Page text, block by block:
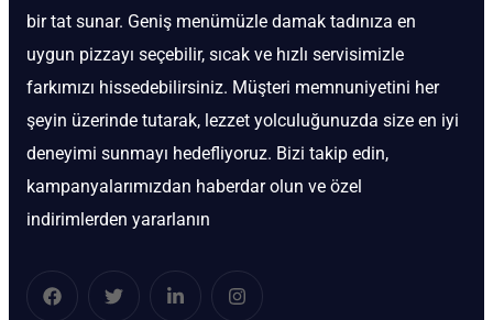
bir tat sunar. Geniş menümüzle damak tadınıza en
uygun pizzayı seçebilir, sıcak ve hızlı servisimizle
farkımızı hissedebilirsiniz. Müşteri memnuniyetini her
şeyin üzerinde tutarak, lezzet yolculuğunuzda size en iyi
deneyimi sunmayı hedefliyoruz. Bizi takip edin,
kampanyalarımızdan haberdar olun ve özel
indirimlerden yararlanın